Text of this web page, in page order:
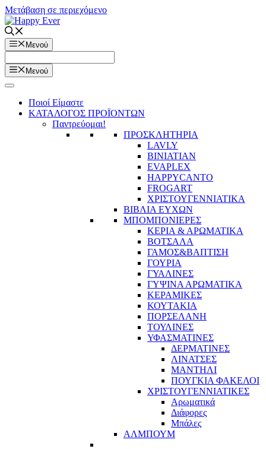
Μετάβαση σε περιεχόμενο
Μενού
Μενού
Ποιοί Είμαστε
ΚΑΤΑΛΟΓΟΣ ΠΡΟΪΟΝΤΩΝ
Παντρεύομαι!
ΠΡΟΣΚΛΗΤΗΡΙΑ
LAVLY
BINIATIAN
EVAPLEX
HAPPYCANTO
FROGART
ΧΡΙΣΤΟΥΓΕΝΝΙΑΤΙΚΑ
ΒΙΒΛΙΑ ΕΥΧΩΝ
ΜΠΟΜΠΟΝΙΕΡΕΣ
ΚΕΡΙΑ & ΑΡΩΜΑΤΙΚΑ
ΒΟΤΣΑΛΑ
ΓΑΜΟΣ&ΒΑΠΤΙΣΗ
ΓΟΥΡΙΑ
ΓΥΑΛΙΝΕΣ
ΓΥΨΙΝΑ ΑΡΩΜΑΤΙΚΑ
ΚΕΡΑΜΙΚΕΣ
ΚΟΥΤΑΚΙΑ
ΠΟΡΣΕΛΑΝΗ
ΤΟΥΛΙΝΕΣ
ΥΦΑΣΜΑΤΙΝΕΣ
ΔΕΡΜΑΤΙΝΕΣ
ΛΙΝΑΤΣΕΣ
ΜΑΝΤΗΛΙ
ΠΟΥΓΚΙΑ ΦΑΚΕΛΟΙ
ΧΡΙΣΤΟΥΓΕΝΝΙΑΤΙΚΕΣ
Αρωματικά
Διάφορες
Μπάλες
ΑΛΜΠΟΥΜ